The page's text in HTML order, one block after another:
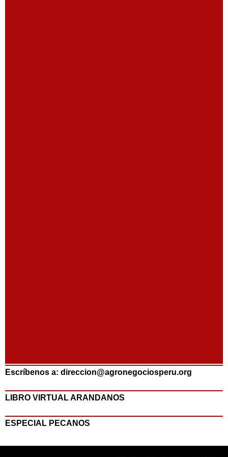
Escríbenos a: direccion@agronegociosperu.org
LIBRO VIRTUAL ARANDANOS
ESPECIAL PECANOS